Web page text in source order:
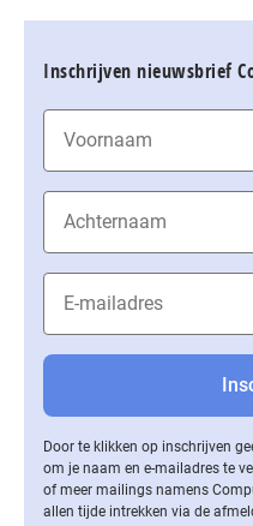
Inschrijven nieuwsbrief
Door te klikken op inschrijven
om je naam en e-mailadres te
of meer mailings namens
allen tijde intrekken via de